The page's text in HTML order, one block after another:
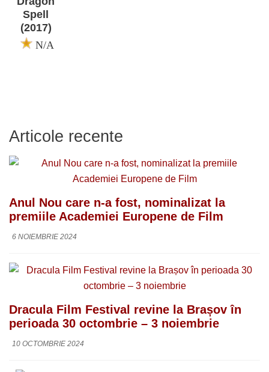
Spell
(2017)
N/A
Articole recente
Anul Nou care n-a fost, nominalizat la
premiile Academiei Europene de Film
6 NOIEMBRIE 2024
Dracula Film Festival revine la Brașov în
perioada 30 octombrie – 3 noiembrie
10 OCTOMBRIE 2024